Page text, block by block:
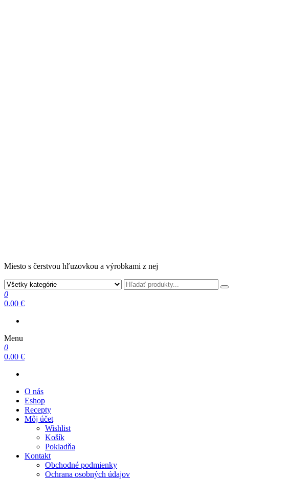
Miesto s čerstvou hľuzovkou a výrobkami z nej
0
0.00 €
Menu
0
0.00 €
O nás
Eshop
Recepty
Môj účet
Wishlist
Košík
Pokladňa
Kontakt
Obchodné podmienky
Ochrana osobných údajov